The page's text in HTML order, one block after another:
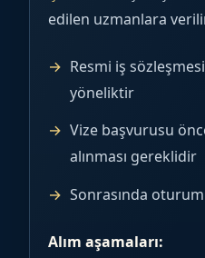
edilen uzmanlara
Resmi iş
yöneliktir
Vize başvurusu
alınması gereklidir
Sonrasında
Alım aşamaları: